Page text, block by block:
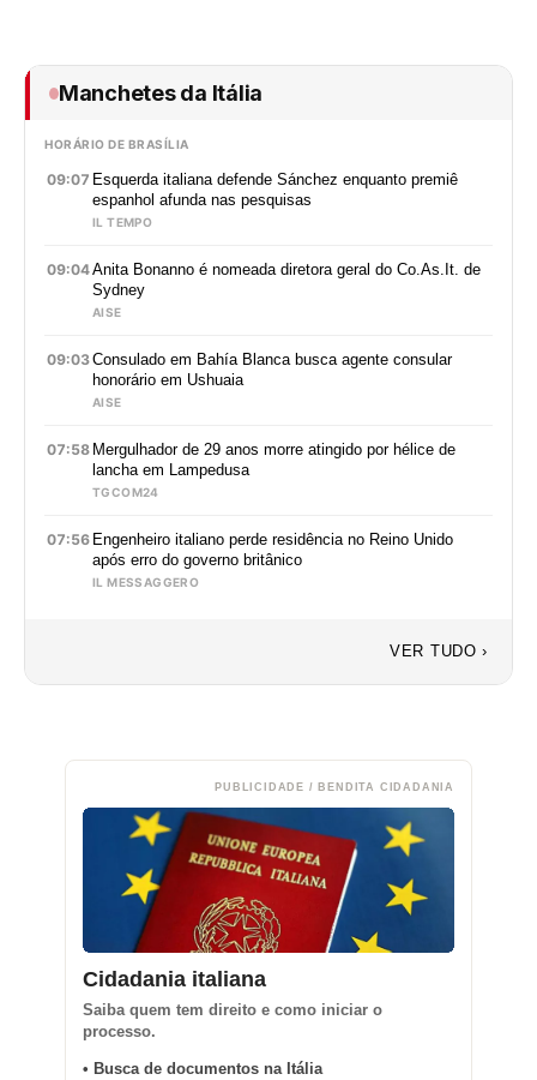
Manchetes da Itália
HORÁRIO DE BRASÍLIA
09:07 Esquerda italiana defende Sánchez enquanto premiê
espanhol afunda nas pesquisas
IL TEMPO
09:04Anita Bonanno é nomeada diretora geral do Co.As.It. de
Sydney
AISE
09:03Consulado em Bahía Blanca busca agente consular
honorário em Ushuaia
AISE
07:58 Mergulhador de 29 anos morre atingido por hélice de
lancha em Lampedusa
TGCOM24
07:56 Engenheiro italiano perde residência no Reino Unido
após erro do governo britânico
IL MESSAGGERO
VER TUDO ›
PUBLICIDADE / BENDITA CIDADANIA
Cidadania italiana
Saiba quem tem direito e como iniciar o
processo.
• Busca de documentos na Itália